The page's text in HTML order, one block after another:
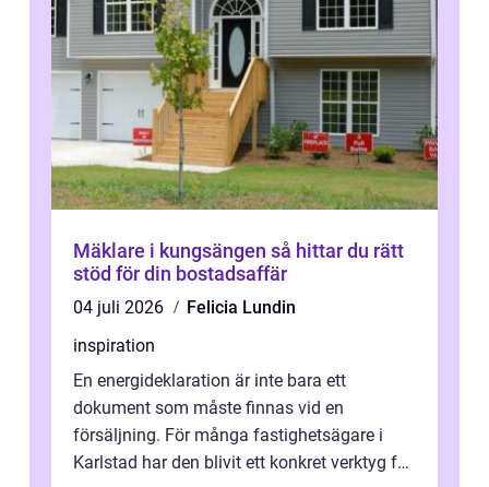
Mäklare i kungsängen så hittar du rätt
stöd för din bostadsaffär
04 juli 2026
Felicia Lundin
inspiration
En energideklaration är inte bara ett
dokument som måste finnas vid en
försäljning. För många fastighetsägare i
Karlstad har den blivit ett konkret verktyg för